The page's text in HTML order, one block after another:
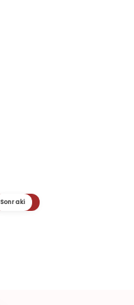
Sonraki